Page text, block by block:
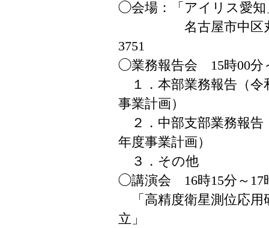
◯会場：「アイリス愛知
名古屋市中区丸
3751
◯業務報告会 15時00分
１．本部業務報告（令
事業計画）
２．中部支部業務報告
年度事業計画）
３．その他
◯講演会 16時15分～17
「高精度衛星測位応用
立」